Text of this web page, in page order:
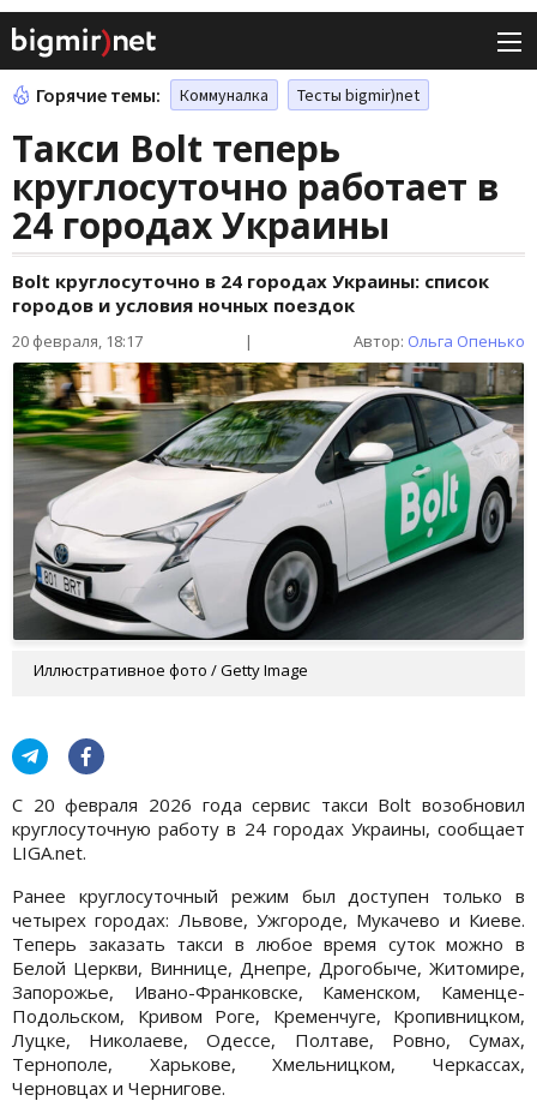
Горячие темы: Коммуналка Тесты bigmir)net
Такси Bolt теперь
круглосуточно работает в
24 городах Украины
Bolt круглосуточно в 24 городах Украины: список
городов и условия ночных поездок
20 февраля, 18:17 | Автор: Ольга Опенько
Иллюстративное фото / Getty Image
С 20 февраля 2026 года сервис такси Bolt возобновил
круглосуточную работу в 24 городах Украины, сообщает
LIGA.net.
Ранее круглосуточный режим был доступен только в
четырех городах: Львове, Ужгороде, Мукачево и Киеве.
Теперь заказать такси в любое время суток можно в
Белой Церкви, Виннице, Днепре, Дрогобыче, Житомире,
Запорожье, Ивано-Франковске, Каменском, Каменце-
Подольском, Кривом Роге, Кременчуге, Кропивницком,
Луцке, Николаеве, Одессе, Полтаве, Ровно, Сумах,
Тернополе, Харькове, Хмельницком, Черкассах,
Черновцах и Чернигове.